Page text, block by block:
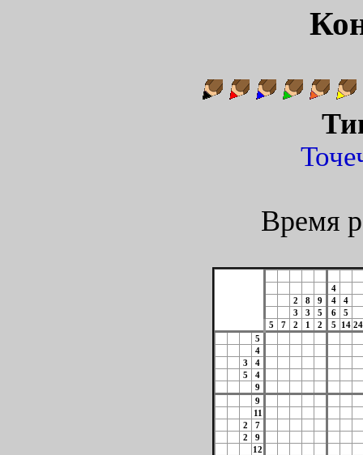
Время
4
2
8 9 4
4
3
3 5 6
5
5
7 2 1 2 5 14 24
5
4
3
4
5
4
9
9
11
2
7
2
9
12